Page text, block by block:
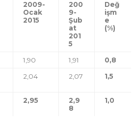
2009-
Ocak
2015
200
9-
Şub
at
201
5
Değ
işm
e
(%)
1,90 1,91 0,8
2,04 2,07 1,5
2,95
2,9
8
1,0